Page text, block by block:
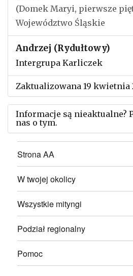
(Domek Maryi, pierwsze
Województwo Śląskie
Andrzej (Rydułtowy)
Intergrupa Karliczek
Zaktualizowana 19 kwietnia
Informacje są nieaktualne?
nas o tym.
Użyj tego formularza aby
zmianach w powyższym
Strona AA
W twojej okolicy
Wszystkie mityngi
Podział regionalny
Pomoc